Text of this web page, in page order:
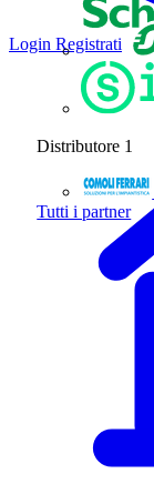
Distributore 1
Tutti i partner
Login Registrati